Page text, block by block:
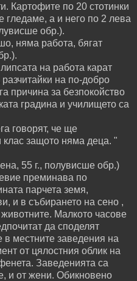
Картофите по 20 стотинки
гледаме, а и него по 2 лева
обр.).
няма работа, бягат
на работа карат
на по-добро
причина за безпокойство
градина и училището са
говорят, че ще
клас защото няма деца. "
55 г., полувисше обр.)
преминава по
парчета земя,
и в събирането на сено ,
Малкото часове
да споделят
в местните заведения на
от цялостния облик на
Заведенията са
и от жени. Обикновено